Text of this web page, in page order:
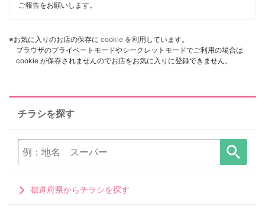
ご報告をお願いします。
※お気に入りのお店の保存に cookie を利用しています。
ブラウザのプライベートモードやシークレットモードでご利用の場合は
cookie が保存されませんのでお店をお気に入りに登録できません。
チラシを探す
都道府県からチラシを探す